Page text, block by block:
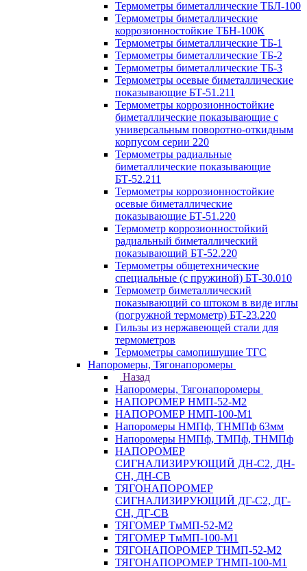
Термометры биметаллические ТБЛ-100
Термометры биметаллические
коррозионностойкие ТБН-100К
Термометры биметаллические ТБ-1
Термометры биметаллические ТБ-2
Термометры биметаллические ТБ-3
Термометры осевые биметаллические
показывающие БТ-51.211
Термометры коррозионностойкие
биметаллические показывающие с
универсальным поворотно-откидным
корпусом серии 220
Термометры радиальные
биметаллические показывающие
БТ-52.211
Термометры коррозионностойкие
осевые биметаллические
показывающие БТ-51.220
Термометр коррозионностойкий
радиальный биметаллический
показывающий БТ-52.220
Термометры общетехнические
специальные (с пружиной) БТ-30.010
Термометр биметаллический
показывающий со штоком в виде иглы
(погружной термометр) БТ-23.220
Гильзы из нержавеющей стали для
термометров
Термометры самопишущие ТГС
Напоромеры, Тягонапоромеры
Назад
Напоромеры, Тягонапоромеры
НАПОРОМЕР НМП-52-М2
НАПОРОМЕР НМП-100-М1
Напоромеры НМПф, ТНМПф 63мм
Напоромеры НМПф, ТМПф, ТНМПф
НАПОРОМЕР
СИГНАЛИЗИРУЮЩИЙ ДН-С2, ДН-
СН, ДН-СВ
ТЯГОНАПОРОМЕР
СИГНАЛИЗИРУЮЩИЙ ДГ-С2, ДГ-
СН, ДГ-СВ
ТЯГОМЕР ТмМП-52-М2
ТЯГОМЕР ТмМП-100-М1
ТЯГОНАПОРОМЕР ТНМП-52-М2
ТЯГОНАПОРОМЕР ТНМП-100-М1